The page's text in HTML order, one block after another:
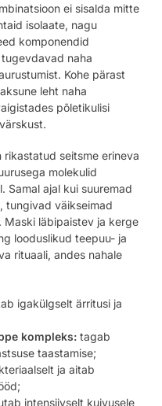
ei sisalda mitte
isolaate, nagu
komponendid
naha
Kohe pärast
leht naha
põletikulisi
seitsme erineva
molekulid
Samal ajal kui suuremad
tungivad väikseimad
Maski läbipaistev ja kerge
looduslikud teepuu- ja
rituaali, andes nahale
igakülgselt ärritusi ja
kompleks: tagab
taastamise;
ja aitab
intensiivselt kuivusele